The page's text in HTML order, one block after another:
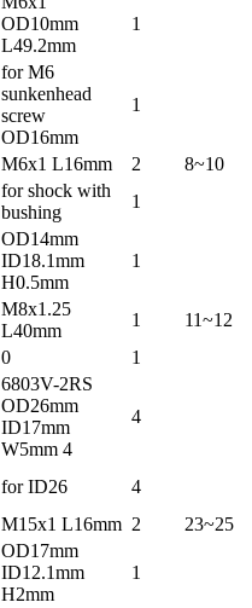
OD10mm
L49.2mm
1
for M6
sunkenhead
screw
OD16mm
1
M6x1 L16mm 2
8~10
for shock with
bushing
1
OD14mm
ID18.1mm
H0.5mm
1
M8x1.25
L40mm
1
11~12
0 1
6803V-2RS
OD26mm
ID17mm
W5mm 4
4
for ID26
4
M15x1 L16mm 2 23~25
OD17mm
ID12.1mm
H2mm
1